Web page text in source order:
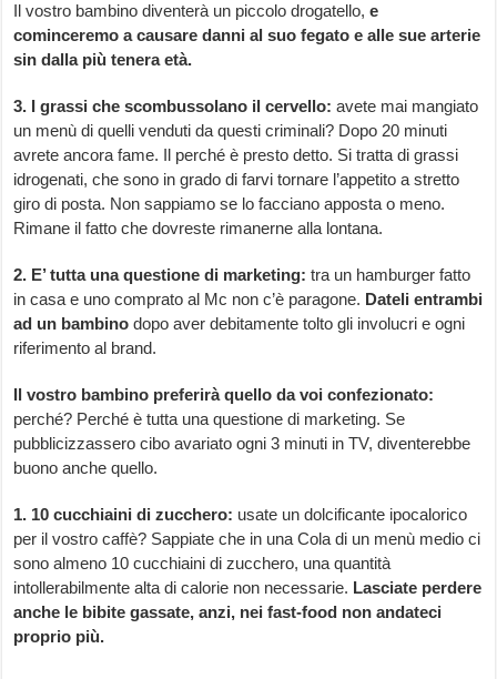
Il vostro bambino diventerà un piccolo drogatello,e
cominceremo a causare danni al suo fegato e alle sue arterie
sin dalla più tenera età.
3. I grassi che scombussolano il cervello:avete mai mangiato
un menù di quelli venduti da questi criminali? Dopo 20 minuti
avrete ancora fame. Il perché è presto detto. Si tratta di grassi
idrogenati, che sono in grado di farvi tornare l’appetito a stretto
giro di posta. Non sappiamo se lo facciano apposta o meno.
Rimane il fatto che dovreste rimanerne alla lontana.
2. E’ tutta una questione di marketing:tra un hamburger fatto
in casa e uno comprato al Mc non c’è paragone. Dateli entrambi
ad un bambinodopo aver debitamente tolto gli involucri e ogni
riferimento al brand.
Il vostro bambino preferirà quello da voi confezionato:
perché? Perché è tutta una questione di marketing. Se
pubblicizzassero cibo avariato ogni 3 minuti in TV, diventerebbe
buono anche quello.
1. 10 cucchiaini di zucchero: usate un dolcificante ipocalorico
per il vostro caffè? Sappiate che in una Cola di un menù medio ci
sono almeno 10 cucchiaini di zucchero, una quantità
intollerabilmente alta di calorie non necessarie. Lasciate perdere
anche le bibite gassate, anzi, nei fast-food non andateci
proprio più.